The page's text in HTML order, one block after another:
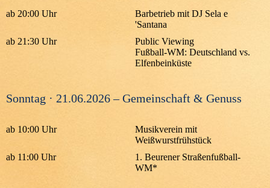
ab 20:00 Uhr
Barbetrieb mit DJ Sela e
'Santana
ab 21:30 Uhr
Public Viewing
Fußball-WM: Deutschland vs.
Elfenbeinküste
Sonntag · 21.06.2026 – Gemeinschaft & Genuss
ab 10:00 Uhr
Musikverein mit
Weißwurstfrühstück
ab 11:00 Uhr
1. Beurener Straßenfußball-
WM*